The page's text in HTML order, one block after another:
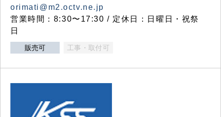
orimati@m2.octv.ne.jp
営業時間：8:30〜17:30 / 定休日：日曜日・祝祭
日
販売可 工事・取付可